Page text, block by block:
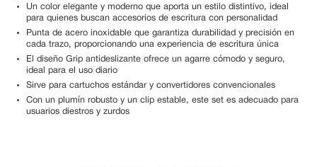
Un color elegante y moderno que aporta un estilo distintivo, ideal
para quienes buscan accesorios de escritura con personalidad
Punta de acero inoxidable que garantiza durabilidad y precisión en
cada trazo, proporcionando una experiencia de escritura única
El diseño Grip antideslizante ofrece un agarre cómodo y seguro,
ideal para el uso diario
Sirve para cartuchos estándar y convertidores convencionales
Con un plumín robusto y un clip estable, este set es adecuado para
usuarios diestros y zurdos